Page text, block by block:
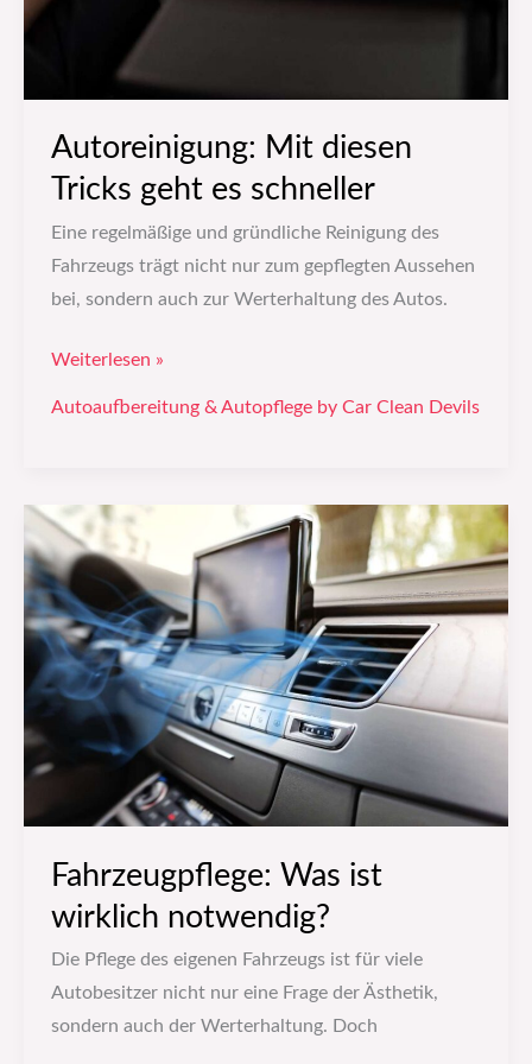
Autoreinigung: Mit diesen
Tricks geht es schneller
Eine regelmäßige und gründliche Reinigung des
Fahrzeugs trägt nicht nur zum gepflegten Aussehen
bei, sondern auch zur Werterhaltung des Autos.
Weiterlesen »
Autoaufbereitung & Autopflege by Car Clean Devils
Fahrzeugpflege: Was ist
wirklich notwendig?
Die Pflege des eigenen Fahrzeugs ist für viele
Autobesitzer nicht nur eine Frage der Ästhetik,
sondern auch der Werterhaltung. Doch
Fahrzeugpflege:
Was
ist
wirklich
notwendig?